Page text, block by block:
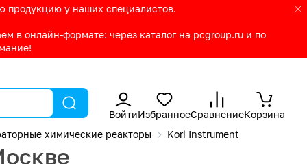
продукцию у наших специалистов.
в онлайн-формате: через каталог на pcgroup.ru и по
ВойтиИзбранноеСравнениеКорзина
химические реакторы Kori Instrument